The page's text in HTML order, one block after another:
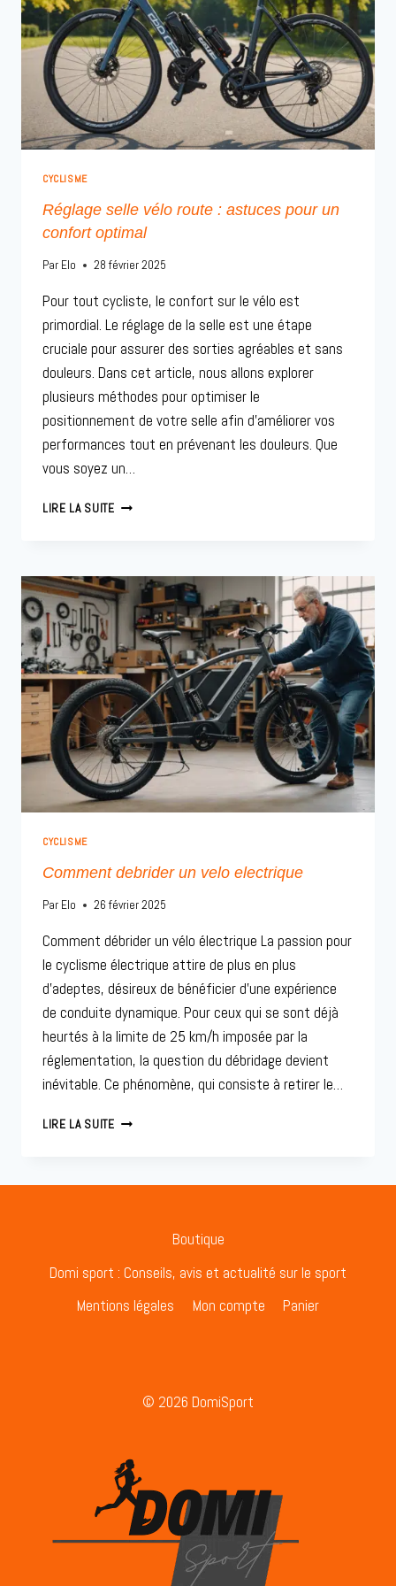
CYCLISME
Réglage selle vélo route : astuces pour un
confort optimal
Par Elo 28 février 2025
Pour tout cycliste, le confort sur le vélo est
primordial. Le réglage de la selle est une étape
cruciale pour assurer des sorties agréables et sans
douleurs. Dans cet article, nous allons explorer
plusieurs méthodes pour optimiser le
positionnement de votre selle afin d’améliorer vos
performances tout en prévenant les douleurs. Que
vous soyez un…
LIRE LA SUITERÉGLAGE
:
ASTUCES
POUR
CONFORT
OPTIMAL
CYCLISME
Comment debrider un velo electrique
Par Elo 26 février 2025
Comment débrider un vélo électrique La passion pour
le cyclisme électrique attire de plus en plus
d’adeptes, désireux de bénéficier d’une expérience
de conduite dynamique. Pour ceux qui se sont déjà
heurtés à la limite de 25 km/h imposée par la
réglementation, la question du débridage devient
inévitable. Ce phénomène, qui consiste à retirer le…
LIRE LA SUITECOMMENT
Boutique
Domi sport : Conseils, avis et actualité sur le sport
Mentions légales
Mon compte Panier
© 2026 DomiSport